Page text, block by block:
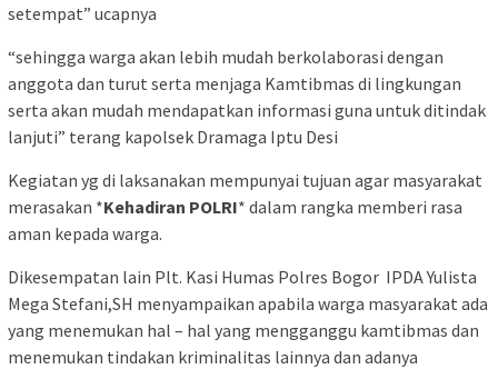
setempat” ucapnya
“sehingga warga akan lebih mudah berkolaborasi dengan
anggota dan turut serta menjaga Kamtibmas di lingkungan
serta akan mudah mendapatkan informasi guna untuk ditindak
lanjuti” terang kapolsek Dramaga Iptu Desi
Kegiatan yg di laksanakan mempunyai tujuan agar masyarakat
merasakan *Kehadiran POLRI* dalam rangka memberi rasa
aman kepada warga.
Dikesempatan lain Plt. Kasi Humas Polres Bogor IPDA Yulista
Mega Stefani,SH menyampaikan apabila warga masyarakat ada
yang menemukan hal – hal yang mengganggu kamtibmas dan
menemukan tindakan kriminalitas lainnya dan adanya